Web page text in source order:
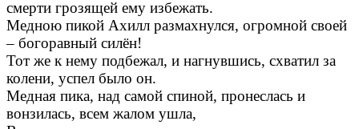
смерти грозящей ему избежать.
Медною пикой Ахилл размахнулся, огромной своей
– богоравный силён!
Тот же к нему подбежал, и нагнувшись, схватил за
колени, успел было он.
Медная пика, над самой спиной, пронеслась и
вонзилась, всем жалом ушла,